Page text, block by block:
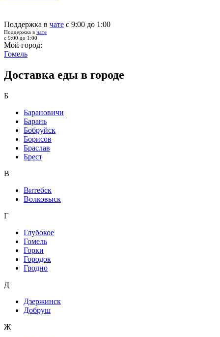
Поддержка в чате с 9:00 до 1:00
Поддержка в чате
с 9:00 до 1:00
Мой город:
Гомель
Доставка еды в городе
Б
Барановичи
Барань
Бобруйск
Борисов
Браслав
Брест
В
Витебск
Волковыск
Г
Глубокое
Гомель
Горки
Городок
Гродно
Д
Дзержинск
Добруш
Ж